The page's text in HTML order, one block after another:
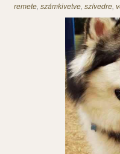
remete, számkivetve, szívedre,